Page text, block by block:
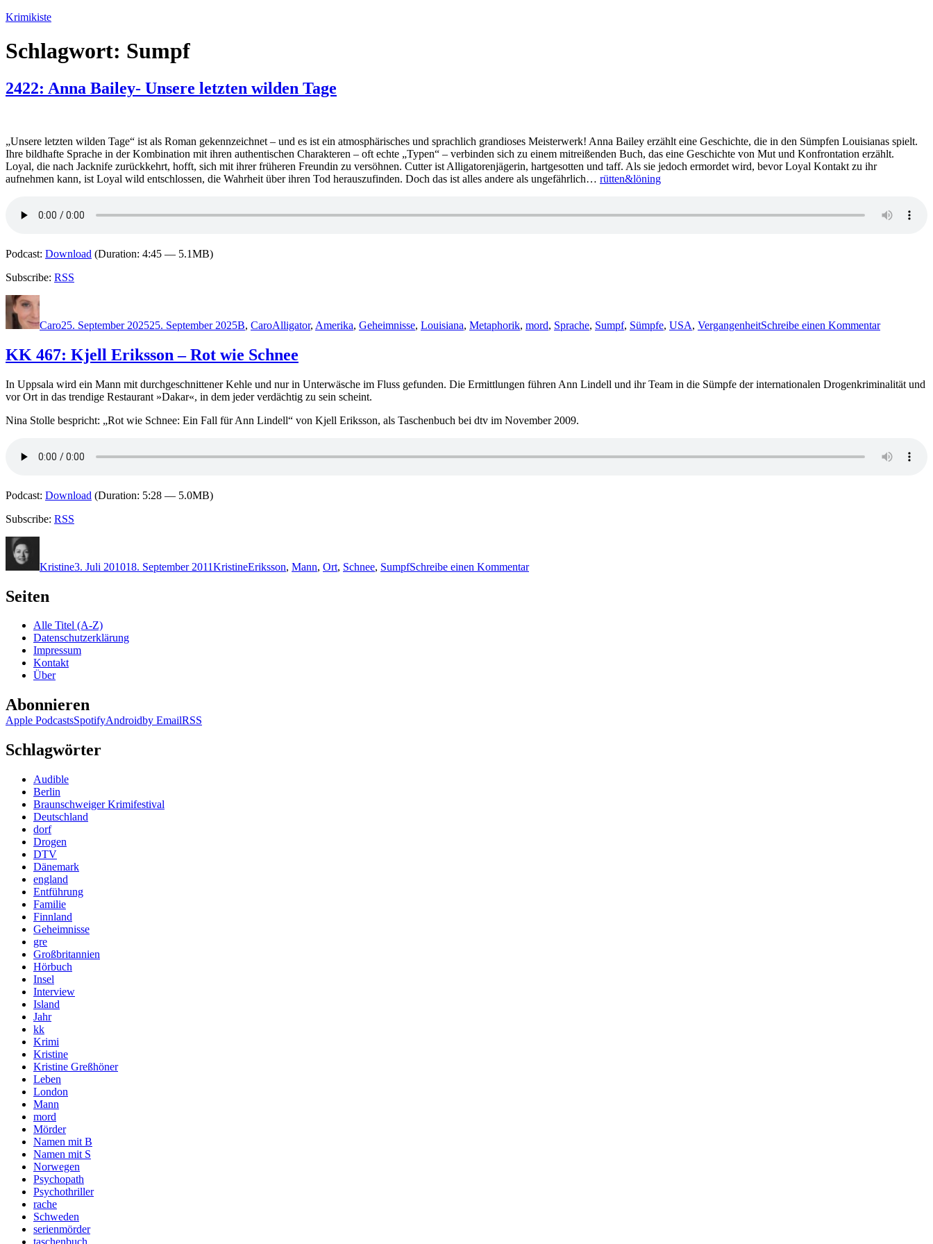
Zum
springen
Krimikiste
Schlagwort: Sumpf
2422: Anna Bailey- Unsere letzten wilden Tage
„Unsere letzten wilden Tage“ ist als Roman gekennzeichnet – und es ist ein atmosphärisches und sprachlich grandioses Meisterwerk! Anna Bailey erzählt eine Geschichte, die in den Sümpfen Louisianas spielt.
Ihre bildhafte Sprache in der Kombination mit ihren authentischen Charakteren – oft echte „Typen“ – verbinden sich zu einem mitreißenden Buch, das eine Geschichte von Mut und Konfrontation erzählt.
Loyal, die nach Jacknife zurückkehrt, hofft, sich mit ihrer früheren Freundin zu versöhnen. Cutter ist Alligatorenjägerin, hartgesotten und taff. Als sie jedoch ermordet wird, bevor Loyal Kontakt zu ihr
aufnehmen kann, ist Loyal wild entschlossen, die Wahrheit über ihren Tod herauszufinden. Doch das ist alles andere als ungefährlich… rütten&löning
Podcast: Download (Duration: 4:45 — 5.1MB)
Subscribe: RSS
Autor
Caro25. September 202525. September 2025B, CaroAlligator, Amerika, Geheimnisse, Louisiana, Metaphorik, mord, Sprache, Sumpf, Sümpfe, USA, VergangenheitSchreibe einen KommentarAnna
Tage
KK 467: Kjell Eriksson – Rot wie Schnee
In Uppsala wird ein Mann mit durchgeschnittener Kehle und nur in Unterwäsche im Fluss gefunden. Die Ermittlungen führen Ann Lindell und ihr Team in die Sümpfe der internationalen Drogenkriminalität und
vor Ort in das trendige Restaurant »Dakar«, in dem jeder verdächtig zu sein scheint.
Nina Stolle bespricht: „Rot wie Schnee: Ein Fall für Ann Lindell“ von Kjell Eriksson, als Taschenbuch bei dtv im November 2009.
Podcast: Download (Duration: 5:28 — 5.0MB)
Subscribe: RSS
Kristine3. Juli 201018. September 2011KristineEriksson, Mann, Ort, Schnee, SumpfSchreibe einen Kommentar467:
Seiten
Alle Titel (A-Z)
Datenschutzerklärung
Impressum
Kontakt
Über
Abonnieren
Apple PodcastsSpotifyAndroidby EmailRSS
Schlagwörter
Audible
Berlin
Braunschweiger Krimifestival
Deutschland
dorf
Drogen
DTV
Dänemark
england
Entführung
Familie
Finnland
Geheimnisse
gre
Großbritannien
Hörbuch
Insel
Interview
Island
Jahr
kk
Krimi
Kristine
Kristine Greßhöner
Leben
London
Mann
mord
Mörder
Namen mit B
Namen mit S
Norwegen
Psychopath
Psychothriller
rache
Schweden
serienmörder